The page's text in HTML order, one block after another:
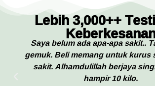
Lebih 3,000++
Mula kakak saya yang guna.
Guna kalau tak silap dalam 10
Terkejut bila berat turun banyak,
pun hilang.